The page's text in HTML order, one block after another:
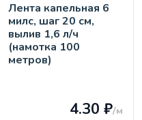
Лента капельная 6
милс, шаг 20 см,
вылив 1,6 л/ч
(намотка 100
метров)
4.30 ₽/м